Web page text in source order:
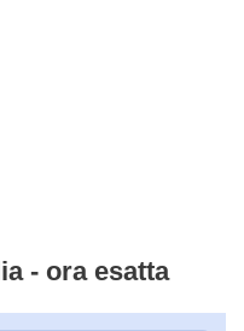
- ora esatta